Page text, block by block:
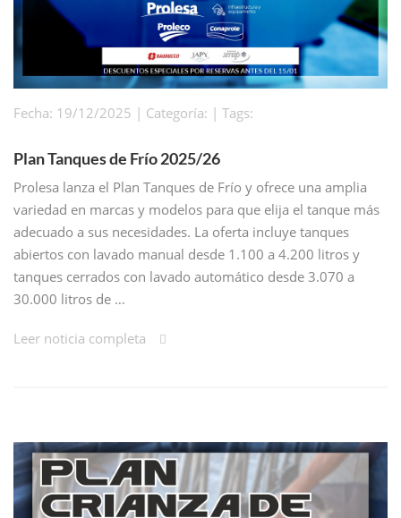
Fecha: 19/12/2025 | Categoría: | Tags:
Plan Tanques de Frío 2025/26
Prolesa lanza el Plan Tanques de Frío y ofrece una amplia
variedad en marcas y modelos para que elija el tanque más
adecuado a sus necesidades. La oferta incluye tanques
abiertos con lavado manual desde 1.100 a 4.200 litros y
tanques cerrados con lavado automático desde 3.070 a
30.000 litros de …
Leer noticia completa